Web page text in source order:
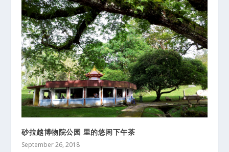
砂拉越博物院公园 里的悠闲下午茶
September 26, 2018